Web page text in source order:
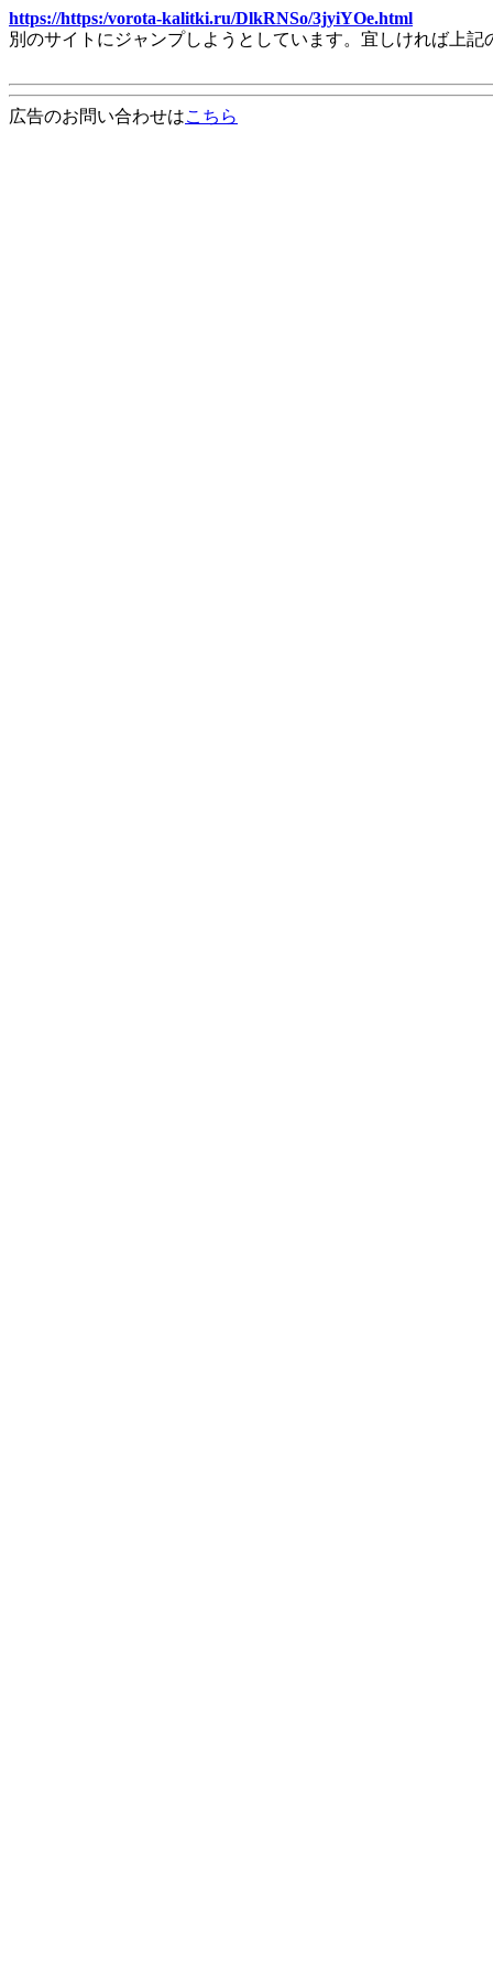
https://https:/vorota-kalitki.ru/DlkRNSo/3jyiYOe.html
別のサイトにジャンプしようとしています。宜しければ上
広告のお問い合わせはこちら